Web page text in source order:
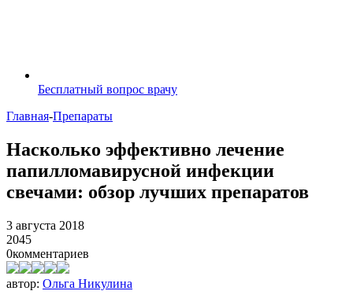
Бесплатный вопрос врачу
Главная-Препараты
Насколько эффективно лечение
папилломавирусной инфекции
свечами: обзор лучших препаратов
3 августа 2018
2045
0комментариев
автор: Ольга Никулина